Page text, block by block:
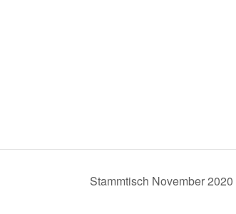
Stammtisch November 2020